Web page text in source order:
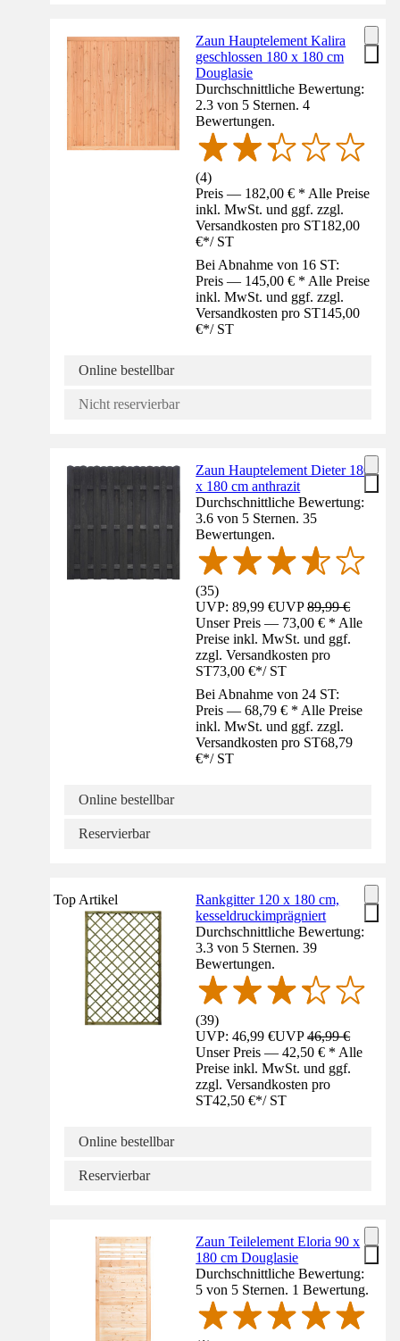
Zaun Hauptelement Kalira
geschlossen 180 x 180 cm
Douglasie
Durchschnittliche Bewertung:
2.3 von 5 Sternen. 4
Bewertungen.
(4)
Preis — 182,00 € * Alle Preise
inkl. MwSt. und ggf. zzgl.
Versandkosten pro ST182,00
€*/ ST
Bei Abnahme von 16 ST:
Preis — 145,00 € * Alle Preise
inkl. MwSt. und ggf. zzgl.
Versandkosten pro ST145,00
€*/ ST
Online bestellbar
Nicht reservierbar
Zaun Hauptelement Dieter 180
x 180 cm anthrazit
Durchschnittliche Bewertung:
3.6 von 5 Sternen. 35
Bewertungen.
(35)
UVP: 89,99 €UVP89,99 €
Unser Preis — 73,00 € * Alle
Preise inkl. MwSt. und ggf.
zzgl. Versandkosten pro
ST73,00 €*/ ST
Bei Abnahme von 24 ST:
Preis — 68,79 € * Alle Preise
inkl. MwSt. und ggf. zzgl.
Versandkosten pro ST68,79
€*/ ST
Online bestellbar
Reservierbar
Top Artikel
Rankgitter 120 x 180 cm,
kesseldruckimprägniert
Durchschnittliche Bewertung:
3.3 von 5 Sternen. 39
Bewertungen.
(39)
UVP: 46,99 €UVP46,99 €
Unser Preis — 42,50 € * Alle
Preise inkl. MwSt. und ggf.
zzgl. Versandkosten pro
ST42,50 €*/ ST
Online bestellbar
Reservierbar
Zaun Teilelement Eloria 90 x
180 cm Douglasie
Durchschnittliche Bewertung:
5 von 5 Sternen. 1 Bewertung.